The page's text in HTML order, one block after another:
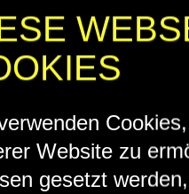
Website zu
gesetzt